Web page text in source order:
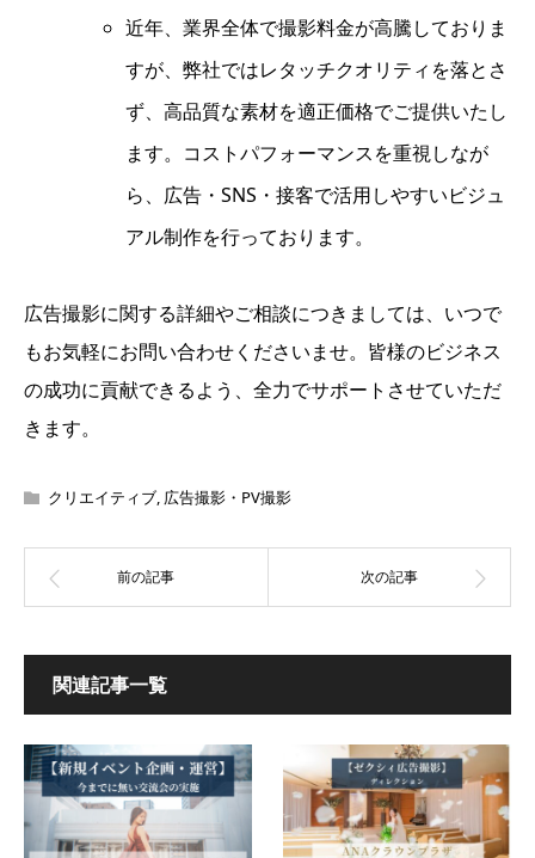
近年、業界全体で撮影料金が高騰しておりま
すが、弊社ではレタッチクオリティを落とさ
ず、高品質な素材を適正価格でご提供いたし
ます。コストパフォーマンスを重視しなが
ら、広告・SNS・接客で活用しやすいビジュ
アル制作を行っております。
広告撮影に関する詳細やご相談につきましては、いつで
もお気軽にお問い合わせくださいませ。皆様のビジネス
の成功に貢献できるよう、全力でサポートさせていただ
きます。
クリエイティブ, 広告撮影・PV撮影
関連記事一覧